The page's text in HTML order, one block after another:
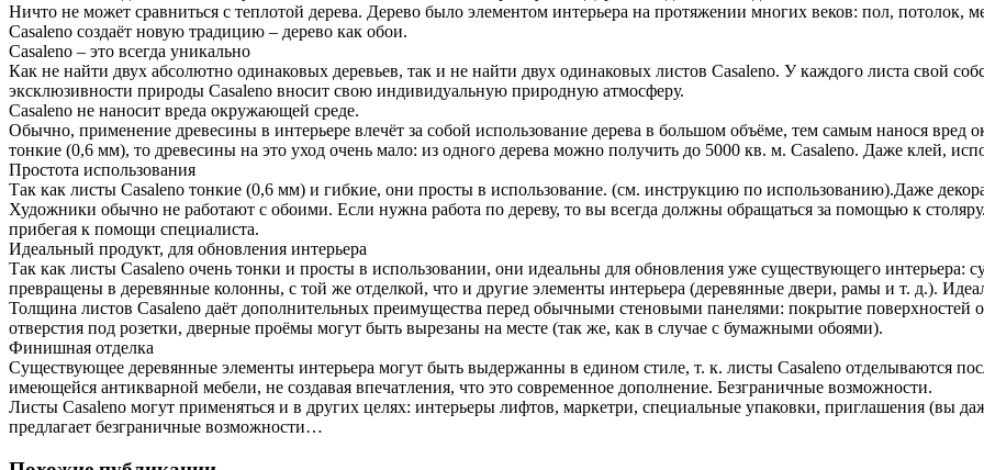
Ничто не может сравниться с теплотой дерева. Дерево было элементом интерьера на протяжении многих веков: пол, потолок,
Casaleno создаёт новую традицию – дерево как обои.
Casaleno – это всегда уникально
Как не найти двух абсолютно одинаковых деревьев, так и не найти двух одинаковых листов Casaleno. У каждого листа свой
эксклюзивности природы Casaleno вносит свою индивидуальную природную атмосферу.
Casaleno не наносит вреда окружающей среде.
Обычно, применение древесины в интерьере влечёт за собой использование дерева в большом объёме, тем самым нанося вред
тонкие (0,6 мм), то древесины на это уход очень мало: из одного дерева можно получить до 5000 кв. м. Casaleno. Даже клей,
Простота использования
Так как листы Casaleno тонкие (0,6 мм) и гибкие, они просты в использование. (см. инструкцию по использованию).Даже
Художники обычно не работают с обоими. Если нужна работа по дереву, то вы всегда должны обращаться за помощью к столяру.
прибегая к помощи специалиста.
Идеальный продукт, для обновления интерьера
Так как листы Casaleno очень тонки и просты в использовании, они идеальны для обновления уже существующего
превращены в деревянные колонны, с той же отделкой, что и другие элементы интерьера (деревянные двери, рамы и т. д.).
Толщина листов Casaleno даёт дополнительных преимущества перед обычными стеновыми панелями: покрытие
отверстия под розетки, дверные проёмы могут быть вырезаны на месте (так же, как в случае с бумажными обоями).
Финишная отделка
Существующее деревянные элементы интерьера могут быть выдержанны в едином стиле, т. к. листы Casaleno отделываются
имеющейся антикварной мебели, не создавая впечатления, что это современное дополнение. Безграничные возможности.
Листы Casaleno могут применяться и в других целях: интерьеры лифтов, маркетри, специальные упаковки, приглашения (вы
предлагает безграничные возможности…